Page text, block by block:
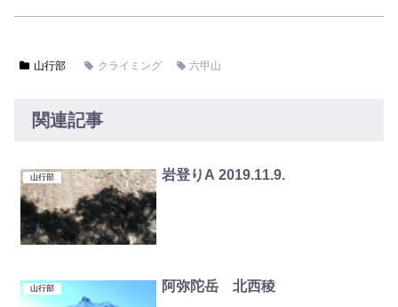
山行部 クライミング 六甲山
関連記事
山行部 岩登りA 2019.11.9.
山行部 阿弥陀岳 北西稜